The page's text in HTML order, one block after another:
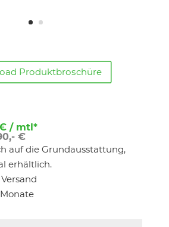
Produktbroschüre
€ / mtl*
€
auf die Grundausstattung,
erhältlich.